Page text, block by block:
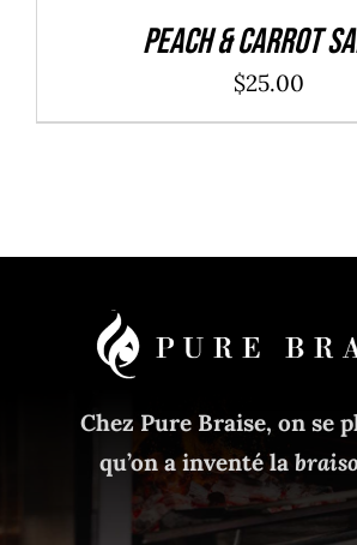
Peach & Carrot
$25.00
Chez Pure Braise, on se
qu’on a inventé la